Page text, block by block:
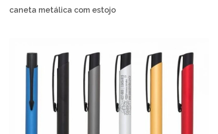
caneta metálica com estojo